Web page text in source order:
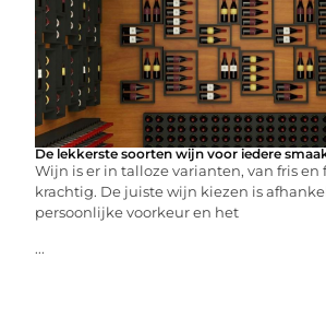
De lekkerste soorten wijn voor iedere
Wijn is er in talloze varianten, van fris
krachtig. De juiste wijn kiezen is
persoonlijke voorkeur en het
...